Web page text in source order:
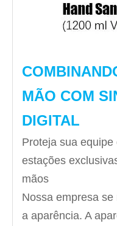
MÃO COM
DIGITAL
Proteja sua
estações
mãos
Nossa empresa
a aparência. A